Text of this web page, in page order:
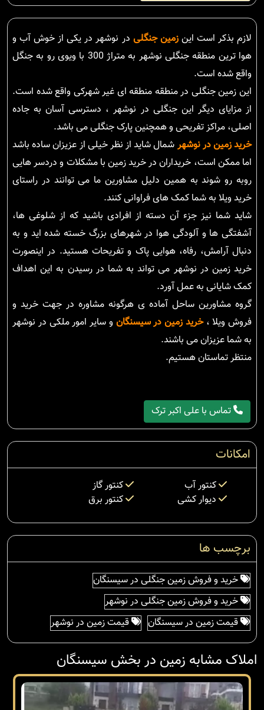
لازم بذکر است اینزمین جنگلی در نوشهر در یکی از خوش آب و
هوا ترین منطقه جنگلی نوشهر به متراژ 300 با ویوی رو به جنگل
واقع شده است.
این زمین جنگلی در منطقه منطقه ای غیر شهرکی واقع شده است.
از مزایای دیگر این جنگلی در نوشهر ، دسترسی آسان به جاده
اصلی، مراکز تفریحی و همچنین پارک جنگلی می باشد.
خرید زمین در نوشهر شمال شاید از نظر خیلی از عزیزان ساده باشد
اما ممکن است، خریداران در خرید زمین با مشکلات و دردسر هایی
روبه رو شوند به همین دلیل مشاورین ما می توانند در راستای
خرید ویلا به شما کمک های فراوانی کنند.
شاید شما نیز جزء آن دسته از افرادی باشید که از شلوغی ها،
آشفتگی ها و آلودگی هوا در شهرهای بزرگ خسته شده اید و به
دنبال آرامش، رفاه، هوایی پاک و تفریحات هستید. در اینصورت
خرید زمین در نوشهر می تواند به شما در رسیدن به این اهداف
کمک شایانی به عمل آورد.
گروه مشاورین ساحل آماده ی هرگونه مشاوره در جهت خرید و
فروش ویلا ،خرید زمین در سیسنگان و سایر امور ملکی در نوشهر
به شما عزیزان می باشند.
منتظر تماستان هستیم.
تماس با علی اکبر ترک
امکانات
کنتور آب
کنتور گاز
دیوار کشی
کنتور برق
برچسب ها
خرید و فروش زمین جنگلی در سیسنگان
خرید و فروش زمین جنگلی در نوشهر
قیمت زمین در سیسنگان
قیمت زمین در نوشهر
املاک مشابه زمین در بخش سیسنگان